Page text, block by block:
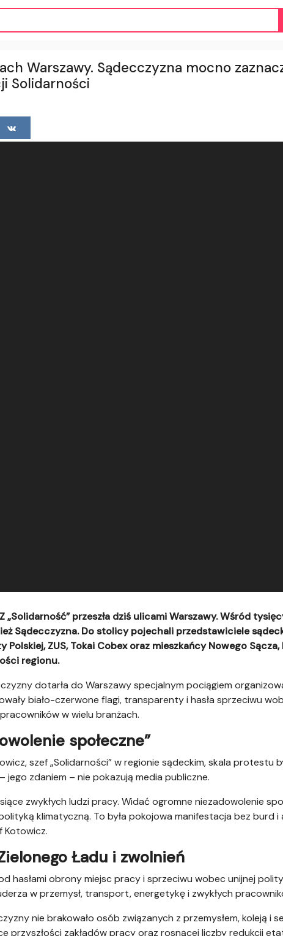
Warszawy. Sądecczyzna mocno
Solidarności
„Solidarność” przeszła dziś ulicami Warszawy. Wśród
Sądecczyzna. Do stolicy pojechali przedstawiciele
Polskiej, ZUS, Tokai Cobex oraz mieszkańcy Nowego
regionu.
dotarła do Warszawy specjalnym pociągiem
biało-czerwone flagi, transparenty i hasła sprzeciwu
w wielu branżach.
społeczne”
szef „Solidarności” w regionie sądeckim, skala protestu
jego zdaniem – nie pokazują media publiczne.
zwykłych ludzi pracy. Widać ogromne niezadowolenie
klimatyczną. To była pokojowa manifestacja bez burd i
Kotowicz.
Ładu i zwolnień
hasłami obrony miejsc pracy i sprzeciwu wobec unijnej
w przemysł, transport, energetykę i zwykłych
nie brakowało osób związanych z przemysłem, koleją i
przyszłości zakładów pracy oraz rosnącej liczby redukcji